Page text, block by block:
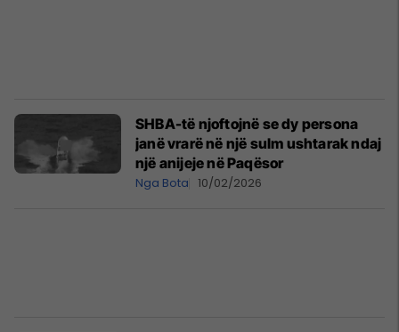
SHBA-të njoftojnë se dy persona
janë vrarë në një sulm ushtarak ndaj
një anijeje në Paqësor
Nga Bota 10/02/2026